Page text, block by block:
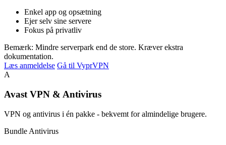
Enkel app og opsætning
Ejer selv sine servere
Fokus på privatliv
Bemærk: Mindre serverpark end de store. Kræver ekstra
dokumentation.
Læs anmeldelse Gå til VyprVPN
A
Avast VPN & Antivirus
VPN og antivirus i én pakke - bekvemt for almindelige brugere.
Bundle Antivirus